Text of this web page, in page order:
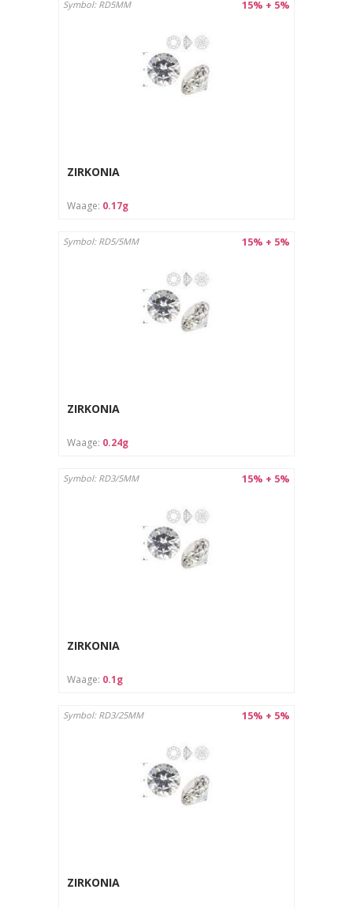
15% + 5%
Symbol: RD5MM
ZIRKONIA
Waage: 0.17g
15% + 5%
Symbol: RD5/5MM
ZIRKONIA
Waage: 0.24g
15% + 5%
Symbol: RD3/5MM
ZIRKONIA
Waage: 0.1g
15% + 5%
Symbol: RD3/25MM
ZIRKONIA